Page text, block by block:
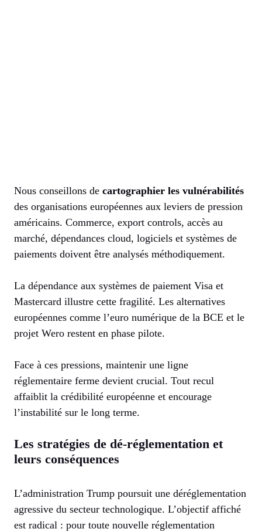
Nous conseillons de cartographier les vulnérabilités
des organisations européennes aux leviers de pression
américains. Commerce, export controls, accès au
marché, dépendances cloud, logiciels et systèmes de
paiements doivent être analysés méthodiquement.
La dépendance aux systèmes de paiement Visa et
Mastercard illustre cette fragilité. Les alternatives
européennes comme l’euro numérique de la BCE et le
projet Wero restent en phase pilote.
Face à ces pressions, maintenir une ligne
réglementaire ferme devient crucial. Tout recul
affaiblit la crédibilité européenne et encourage
l’instabilité sur le long terme.
Les stratégies de dé-réglementation et
leurs conséquences
L’administration Trump poursuit une déréglementation
agressive du secteur technologique. L’objectif affiché
est radical : pour toute nouvelle réglementation